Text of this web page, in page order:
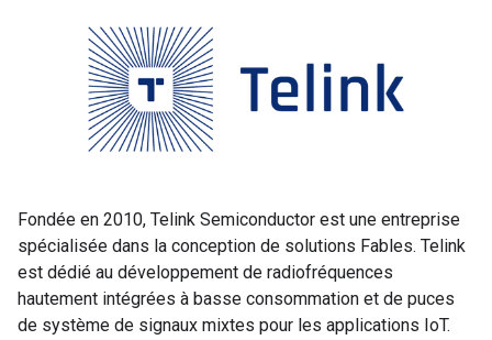
Fondée en 2010, Telink Semiconductor est une entreprise
spécialisée dans la conception de solutions Fables. Telink
est dédié au développement de radiofréquences
hautement intégrées à basse consommation et de puces
de système de signaux mixtes pour les applications IoT.